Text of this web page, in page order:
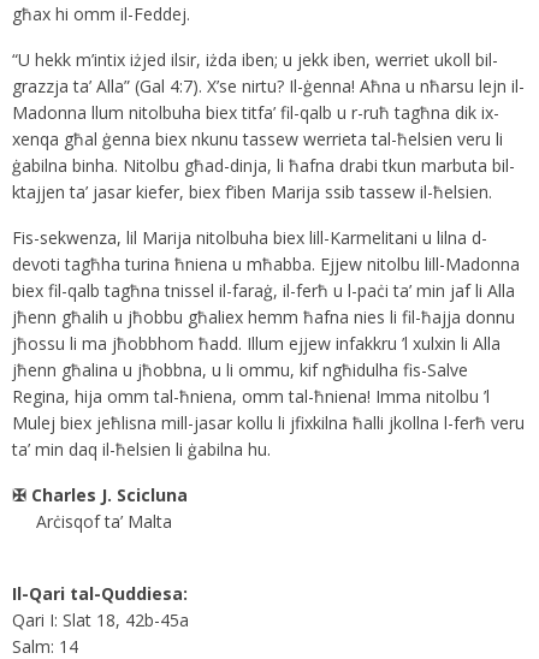
għax hi omm il-Feddej.
“U hekk m’intix iżjed ilsir, iżda iben; u jekk iben, werriet ukoll bil-
grazzja ta’ Alla” (Gal 4:7). X’se nirtu? Il-ġenna! Aħna u nħarsu lejn il-
Madonna llum nitolbuha biex titfa’ fil-qalb u r-ruħ tagħna dik ix-
xenqa għal ġenna biex nkunu tassew werrieta tal-ħelsien veru li
ġabilna binha. Nitolbu għad-dinja, li ħafna drabi tkun marbuta bil-
ktajjen ta’ jasar kiefer, biex f’iben Marija ssib tassew il-ħelsien.
Fis-sekwenza, lil Marija nitolbuha biex lill-Karmelitani u lilna d-
devoti tagħha turina ħniena u mħabba. Ejjew nitolbu lill-Madonna
biex fil-qalb tagħna tnissel il-faraġ, il-ferħ u l-paċi ta’ min jaf li Alla
jħenn għalih u jħobbu għaliex hemm ħafna nies li fil-ħajja donnu
jħossu li ma jħobbhom ħadd. Illum ejjew infakkru ’l xulxin li Alla
jħenn għalina u jħobbna, u li ommu, kif ngħidulha fis-Salve
Regina, hija omm tal-ħniena, omm tal-ħniena! Imma nitolbu ’l
Mulej biex jeħlisna mill-jasar kollu li jfixkilna ħalli jkollna l-ferħ veru
ta’ min daq il-ħelsien li ġabilna hu.
✠ Charles J. Scicluna
Arċisqof ta’ Malta
Il-Qari tal-Quddiesa:
Qari I: Slat 18, 42b-45a
Salm: 14